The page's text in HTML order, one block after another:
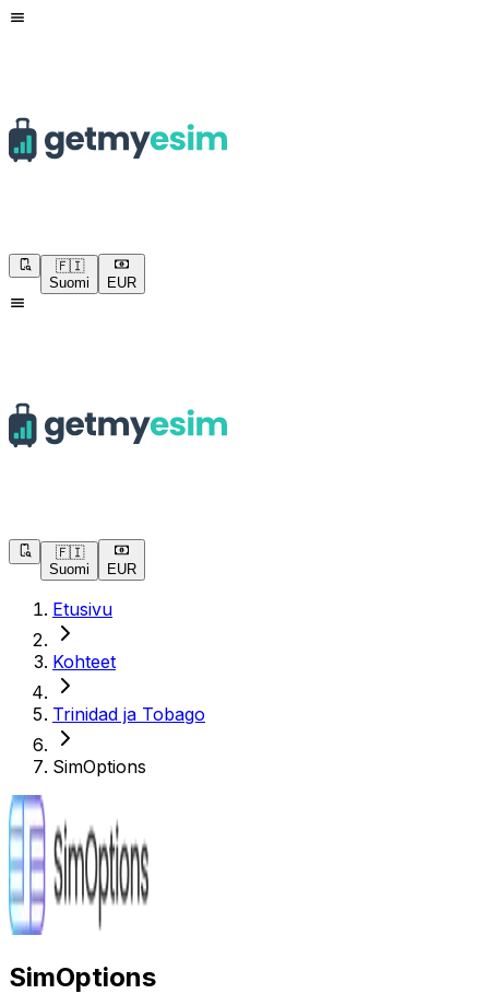
🇫🇮
Suomi
EUR
🇫🇮
Suomi
EUR
Etusivu
Kohteet
Trinidad ja Tobago
SimOptions
SimOptions